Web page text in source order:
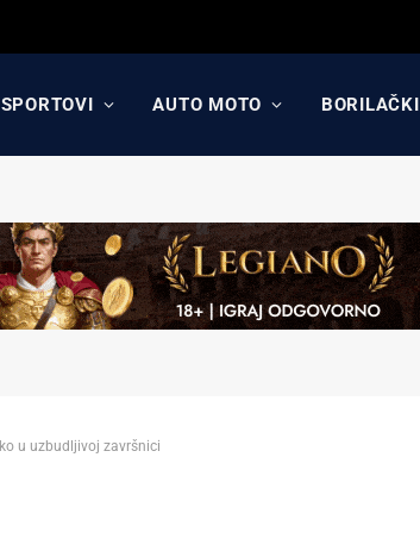
AUTO MOTO BORILAČKI
u uzbudljivoj završnici